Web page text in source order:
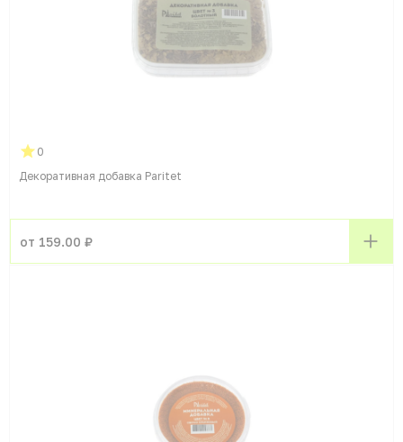
0
Декоративная добавка Paritet
от 159.00 ₽